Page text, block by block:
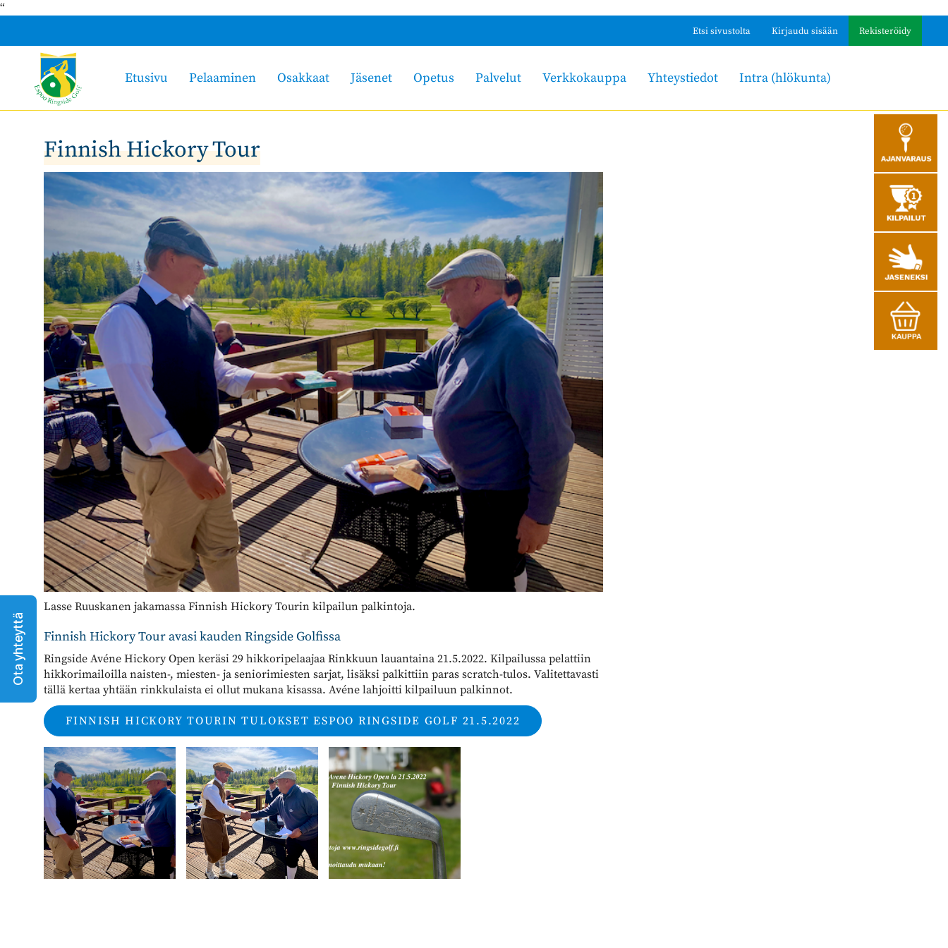
Ota yhteyttä
“
Etsi sivustolta Kirjaudu sisään Rekisteröidy
Etusivu Pelaaminen Osakkaat Jäsenet Opetus Palvelut Verkkokauppa Yhteystiedot Intra (hlökunta)
Finnish Hickory Tour
Lasse Ruuskanen jakamassa Finnish Hickory Tourin kilpailun palkintoja.
Finnish Hickory Tour avasi kauden Ringside Golfissa
Ringside Avéne Hickory Open keräsi 29 hikkoripelaajaa Rinkkuun lauantaina 21.5.2022. Kilpailussa pelattiin
hikkorimailoilla naisten-, miesten- ja seniorimiesten sarjat, lisäksi palkittiin paras scratch-tulos. Valitettavasti
tällä kertaa yhtään rinkkulaista ei ollut mukana kisassa. Avéne lahjoitti kilpailuun palkinnot.
FINNISH HICKORY TOURIN TULOKSET ESPOO RINGSIDE GOLF 21.5.2022